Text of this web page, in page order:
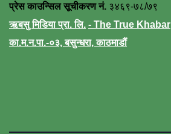
प्रेस काउन्सिल सूचीकरण नं. ३४६९-७८/७९
ऋबसु मिडिया प्रा. लि. - The True Khabar
का.म.न.पा.-०३, बसुन्धरा, काठमाडौं